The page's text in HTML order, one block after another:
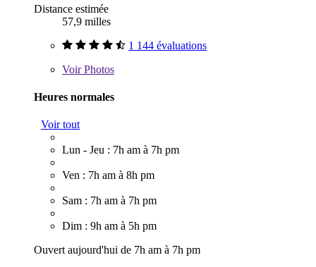
Distance estimée
57,9 milles
1 144 évaluations
VoirPhotos
Heures normales
Voir tout
Lun - Jeu : 7h am à 7h pm
Ven : 7h am à 8h pm
Sam : 7h am à 7h pm
Dim : 9h am à 5h pm
Ouvert aujourd'hui de 7h am à 7h pm